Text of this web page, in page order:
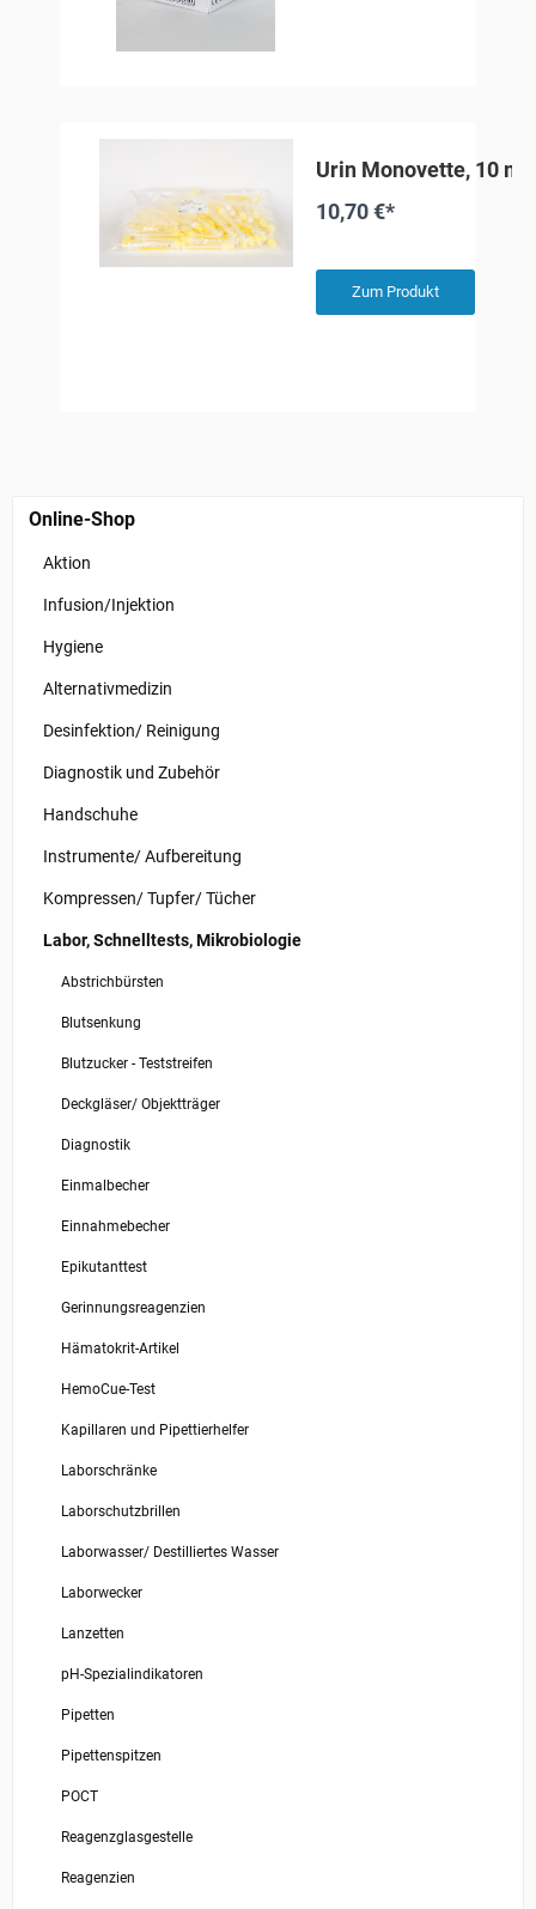
Online-Shop
Aktion
Infusion/Injektion
Hygiene
Alternativmedizin
Desinfektion/ Reinigung
Diagnostik und Zubehör
Handschuhe
Instrumente/ Aufbereitung
Kompressen/ Tupfer/ Tücher
Labor, Schnelltests, Mikrobiologie
Abstrichbürsten
Blutsenkung
Blutzucker - Teststreifen
Deckgläser/ Objektträger
Diagnostik
Einmalbecher
Einnahmebecher
Epikutanttest
Gerinnungsreagenzien
Hämatokrit-Artikel
HemoCue-Test
Kapillaren und Pipettierhelfer
Laborschränke
Laborschutzbrillen
Laborwasser/ Destilliertes Wasser
Laborwecker
Lanzetten
pH-Spezialindikatoren
Pipetten
Pipettenspitzen
POCT
Reagenzglasgestelle
Reagenzien
Urin Monovette, 10 ml
10,70 €*
Zum Produkt